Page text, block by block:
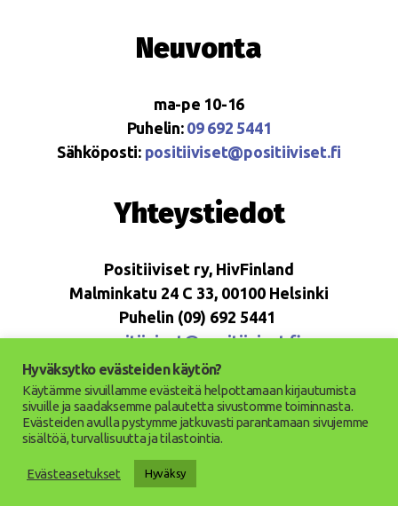
Neuvonta
ma-pe 10-16
Puhelin: 09 692 5441
Sähköposti: positiiviset@positiiviset.fi
Yhteystiedot
Positiiviset ry, HivFinland
Malminkatu 24 C 33, 00100 Helsinki
Puhelin (09) 692 5441
positiiviset@positiiviset.fi
© 2026 Positiiviset ry
Tietosuojaseloste
Вверх
Hyväksytko evästeiden käytön?
Käytämme sivuillamme evästeitä helpottamaan kirjautumista
sivuille ja saadaksemme palautetta sivustomme toiminnasta.
Evästeiden avulla pystymme jatkuvasti parantamaan sivujemme
sisältöä, turvallisuutta ja tilastointia.
Evästeasetukset Hyväksy